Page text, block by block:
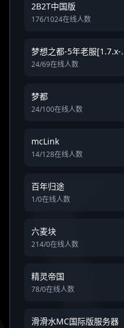
2B2T中国版
176/1024在线人数
梦想之都-5年老服[1.7.x-
24/69在线人数
梦都
24/100在线人数
mcLink
14/128在线人数
百年归途
1/0在线人数
六麦块
214/0在线人数
精灵帝国
78/0在线人数
滑滑水MC国际版服务器